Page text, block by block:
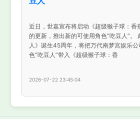
近日，世嘉宣布将启动《超级猴子球：香
的更新，推出新的可使用角色“吃豆人”。
人》诞生45周年，将把万代南梦宫娱乐公
色“吃豆人”带入《超级猴子球：香
2026-07-22 23:45:04